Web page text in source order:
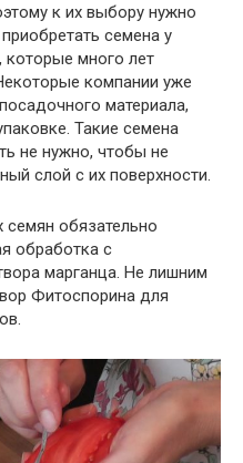
к их выбору нужно
семена у
которые много лет
компании уже
материала,
Такие семена
не нужно, чтобы не
слой с их поверхности.
обязательно
обработка с
марганца. Не лишним
Фитоспорина для